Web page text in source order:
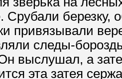
Срубали
привязывали
следы-
выслушал, а
эта затея